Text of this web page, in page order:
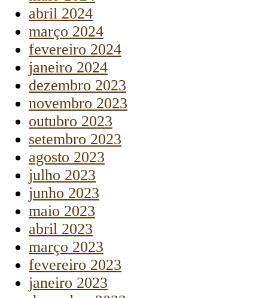
abril 2024
março 2024
fevereiro 2024
janeiro 2024
dezembro 2023
novembro 2023
outubro 2023
setembro 2023
agosto 2023
julho 2023
junho 2023
maio 2023
abril 2023
março 2023
fevereiro 2023
janeiro 2023